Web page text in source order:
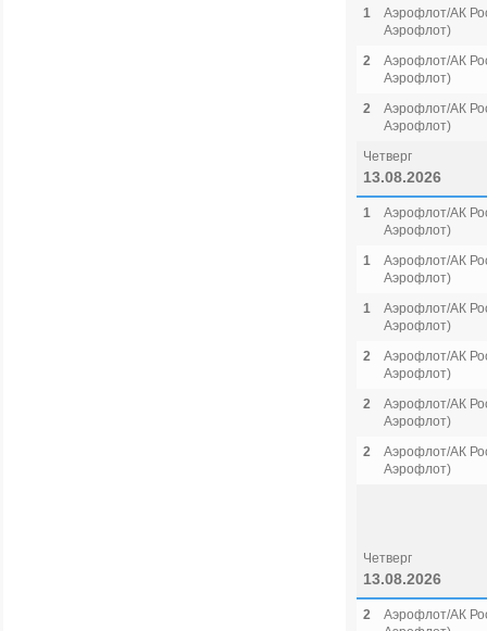
1
Аэрофлот/АК
Аэрофлот)
2
Аэрофлот/АК
Аэрофлот)
2
Аэрофлот/АК
Аэрофлот)
Четверг
13.08.2026
1
Аэрофлот/АК
Аэрофлот)
1
Аэрофлот/АК
Аэрофлот)
1
Аэрофлот/АК
Аэрофлот)
2
Аэрофлот/АК
Аэрофлот)
2
Аэрофлот/АК
Аэрофлот)
2
Аэрофлот/АК
Аэрофлот)
Четверг
13.08.2026
2
Аэрофлот/АК